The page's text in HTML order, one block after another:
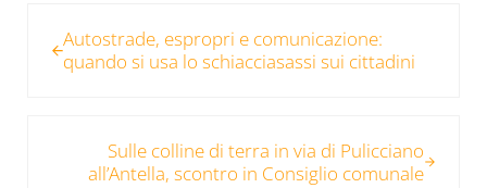
Autostrade, espropri e comunicazione:
quando si usa lo schiacciasassi sui cittadini
Sulle colline di terra in via di Pulicciano
all’Antella, scontro in Consiglio comunale